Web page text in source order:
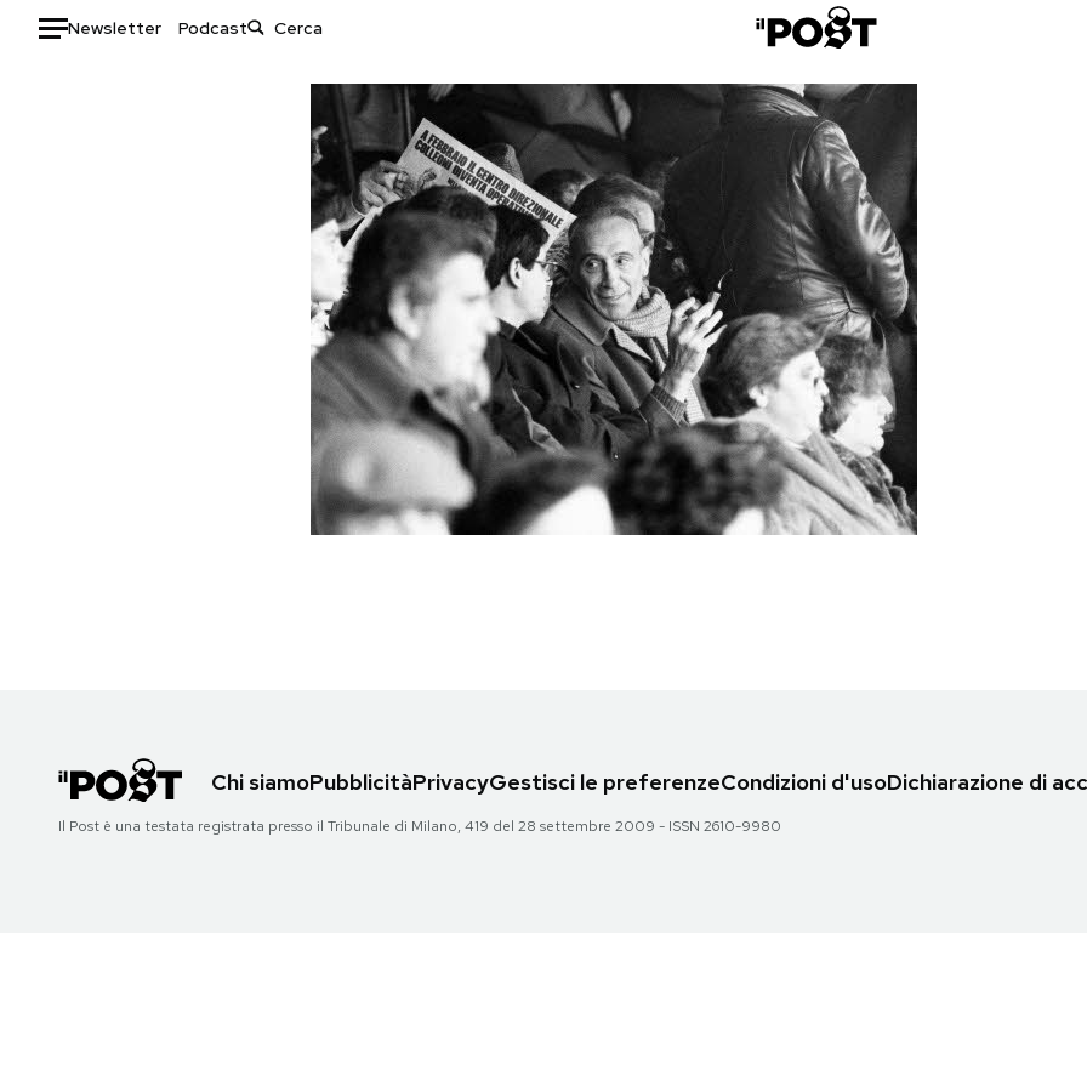
Newsletter Podcast
Auto
Moda
Libri
Consumismi
Storie/Idee
Ok Boomer!
Media
Europa
Altrecose
Mondiali calcio 2026
SHOP
Chi siamoPubblicitàPrivacyGestisci le preferenzeCondizioni d'usoDichiarazione di
Il Post è una testata registrata presso il Tribunale di Milano, 419 del 28 settembre 2009 - ISSN 2610-9980